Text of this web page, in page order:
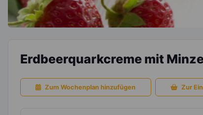
Erdbeerquarkcreme mit
Zum Wochenplan hinzufügen Zur